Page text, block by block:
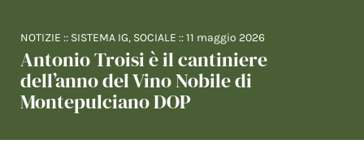
NOTIZIE :: SISTEMA IG, SOCIALE ::11 maggio 2026
Antonio Troisi è il cantiniere
dell’anno del Vino Nobile di
Montepulciano DOP